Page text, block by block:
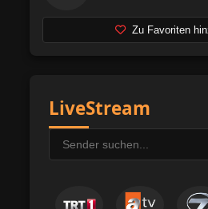
Zu Favoriten
LiveStream